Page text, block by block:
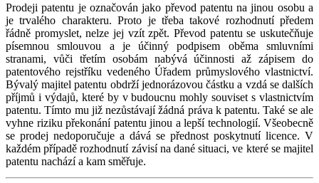
Prodeji patentu je označován jako převod patentu na jinou osobu a
je trvalého charakteru. Proto je třeba takové rozhodnutí předem
řádně promyslet, nelze jej vzít zpět. Převod patentu se uskutečňuje
písemnou smlouvou a je účinný podpisem oběma smluvními
stranami, vůči třetím osobám nabývá účinnosti až zápisem do
patentového rejstříku vedeného Úřadem průmyslového vlastnictví.
Bývalý majitel patentu obdrží jednorázovou částku a vzdá se dalších
příjmů i výdajů, které by v budoucnu mohly souviset s vlastnictvím
patentu. Tímto mu již nezůstávají žádná práva k patentu. Také se ale
vyhne riziku překonání patentu jinou a lepší technologií. Všeobecně
se prodej nedoporučuje a dává se přednost poskytnutí licence. V
každém případě rozhodnutí závisí na dané situaci, ve které se majitel
patentu nachází a kam směřuje.